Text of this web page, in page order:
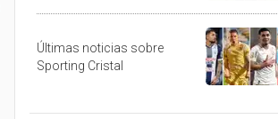
Últimas noticias sobre
Sporting Cristal